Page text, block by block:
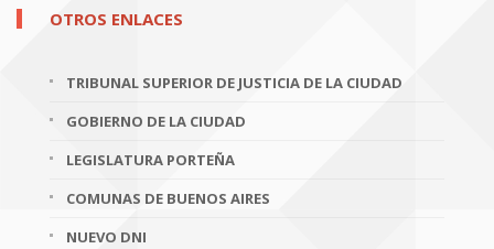
OTROS ENLACES
TRIBUNAL SUPERIOR DE JUSTICIA DE LA CIUDAD
GOBIERNO DE LA CIUDAD
LEGISLATURA PORTEÑA
COMUNAS DE BUENOS AIRES
NUEVO DNI